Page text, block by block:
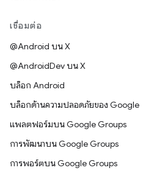
เชื่อมต่อ
@Android บน X
@AndroidDev บน X
บล็อก Android
บล็อกด้านความปลอดภัยของ Google
แพลตฟอร์มบน Google Groups
การพัฒนาบน Google Groups
การพอร์ตบน Google Groups